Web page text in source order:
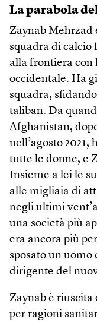
La parabola
Zaynab Mehrzad
squadra di
alla frontiera con
occidentale. Ha
squadra,
taliban. Da
Afghanistan,
nell’agosto
tutte le donne, e
Insieme a lei le
alle migliaia di
negli ultimi
una società più
era ancora più
sposato un
dirigente del
Zaynab è riuscita
per ragioni